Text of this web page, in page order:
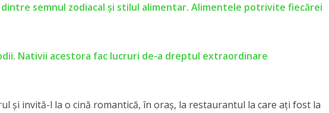
semnul zodiacal și stilul alimentar. Alimentele potrivite fiecărei
Nativii acestora fac lucruri de-a dreptul extraordinare
și invită-l la o cină romantică, în oraș, la restaurantul la care ați fost la